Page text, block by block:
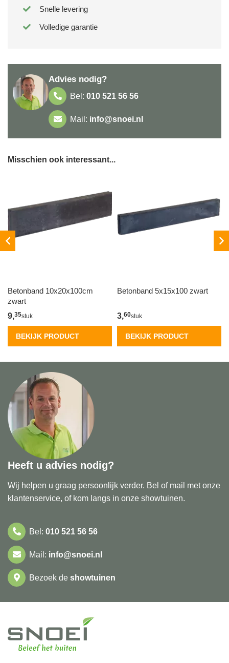
Snelle levering
Volledige garantie
Advies nodig?
Bel: 010 521 56 56
Mail: info@snoei.nl
Misschien ook interessant...
Betonband 10x20x100cm
zwart
9,35stuk
BEKIJK PRODUCT
Betonband 5x15x100 zwart
3,60stuk
BEKIJK PRODUCT
Heeft u advies nodig?
Wij helpen u graag persoonlijk verder. Bel of mail met onze
klantenservice, of kom langs in onze showtuinen.
Bel: 010 521 56 56
Mail: info@snoei.nl
Bezoek de showtuinen